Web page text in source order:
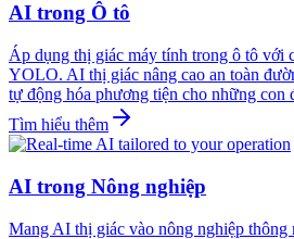
AI trong Ô tô
Áp dụng thị giác máy tính trong ô tô với
YOLO. AI thị giác nâng cao an toàn
tự động hóa phương tiện cho những con
Tìm hiểu thêm
AI trong Nông nghiệp
Mang AI thị giác vào nông nghiệp thông